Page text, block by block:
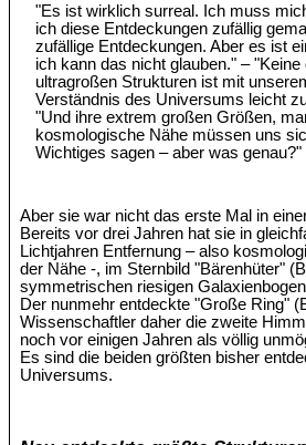
"Es ist wirklich surreal. Ich muss
ich diese Entdeckungen zufällig
zufällige Entdeckungen. Aber es ist
ich kann das nicht glauben." – "Keine
ultragroßen Strukturen ist mit
Verständnis des Universums leicht
"Und ihre extrem großen Größen,
kosmologische Nähe müssen uns
Wichtiges sagen – aber was
Aber sie war nicht das erste Mal in
Bereits vor drei Jahren hat sie in
Lichtjahren Entfernung – also
der Nähe -, im Sternbild "Bärenhüter"
symmetrischen riesigen
Der nunmehr entdeckte "Große Ring"
Wissenschaftler daher die zweite
noch vor einigen Jahren als völlig
Es sind die beiden größten bisher
Universums.